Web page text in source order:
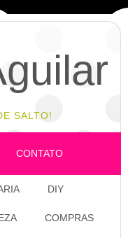
SALTO!
CONTATO
DIY
COMPRAS